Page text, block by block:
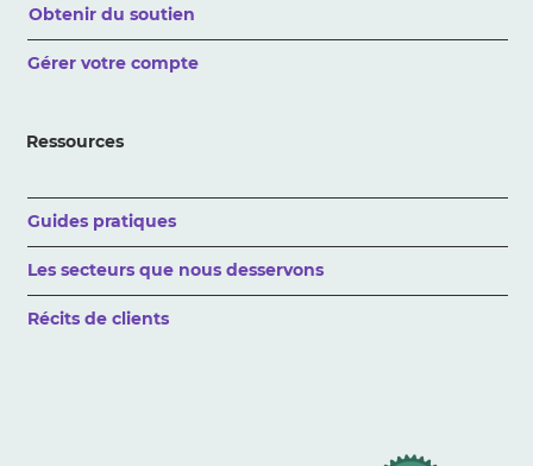
Obtenir du soutien
Gérer votre compte
Ressources
Guides pratiques
Les secteurs que nous desservons
Récits de clients